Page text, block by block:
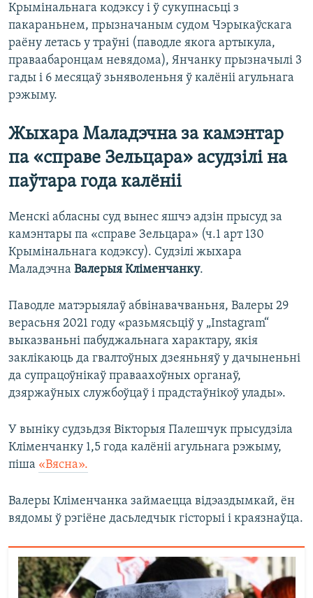
Крымінальнага кодэксу і ў сукупнасьці з
пакараньнем, прызначаным судом Чэрыкаўскага
раёну летась у траўні (паводле якога артыкула,
праваабаронцам невядома), Янчанку прызначылі 3
гады і 6 месяцаў зьняволеньня ў калёніі агульнага
рэжыму.
Жыхара Маладэчна за камэнтар
па «справе Зельцара» асудзілі на
паўтара года калёніі
Менскі абласны суд вынес яшчэ адзін прысуд за
камэнтары па «справе Зельцара» (ч.1 арт 130
Крымінальнага кодэксу). Судзілі жыхара
Маладэчна Валерыя Кліменчанку.
Паводле матэрыялаў абвінавачваньня, Валеры 29
верасьня 2021 году «разьмясьціў у „Instagram“
выказваньні пабуджальнага характару, якія
заклікаюць да гвалтоўных дзеяньняў у дачыненьні
да супрацоўнікаў праваахоўных органаў,
дзяржаўных службоўцаў і прадстаўнікоў улады».
У выніку судзьдзя Вікторыя Палешчук прысудзіла
Кліменчанку 1,5 года калёніі агульнага рэжыму,
піша «Вясна».
Валеры Кліменчанка займаецца відэаздымкай, ён
вядомы ў рэгіёне дасьледчык гісторыі і краязнаўца.